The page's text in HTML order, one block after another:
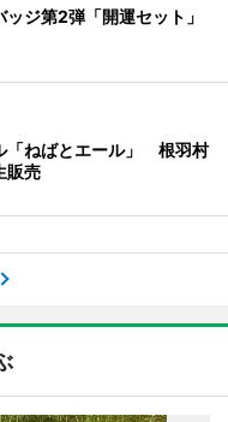
ジ第2弾「開運セット」
「ねばとエール」 根羽村
販売